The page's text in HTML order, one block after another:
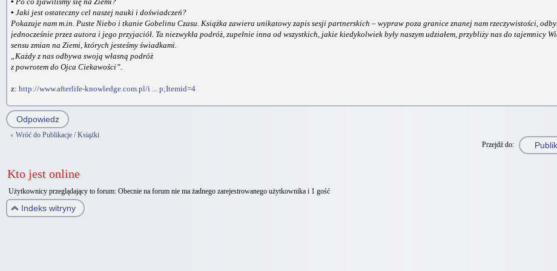
▪ Jaki jest ostateczny cel naszej nauki i doświadczeń?
Pokazuje nam m.in. Puste Niebo i tkanie Gobelinu Czasu. Książka zawiera unikatowy zapis sesji partnerskich – wypraw poza granice znanej nam rzeczywistości,
jednocześnie przez autora i jego przyjaciół. Ta niezwykła podróż, zupełnie inna od wszystkich, jakie kiedykolwiek były naszym udziałem, przybliży nas do tajemnicy
sensu zmian na Ziemi, których jesteśmy świadkami.
„Każdy z nas odbywa swoją własną podróż
z powrotem do Ojca Ciekawości”.
z: http://www.afterlife-knowledge.com.pl/i ... p;Itemid=4
Odpowiedz
Wróć do Publikacje / Książki
Przejdź do:
Kto jest online
Użytkownicy przeglądający to forum: Obecnie na forum nie ma żadnego zarejestrowanego użytkownika i 1 gość
Indeks witryny